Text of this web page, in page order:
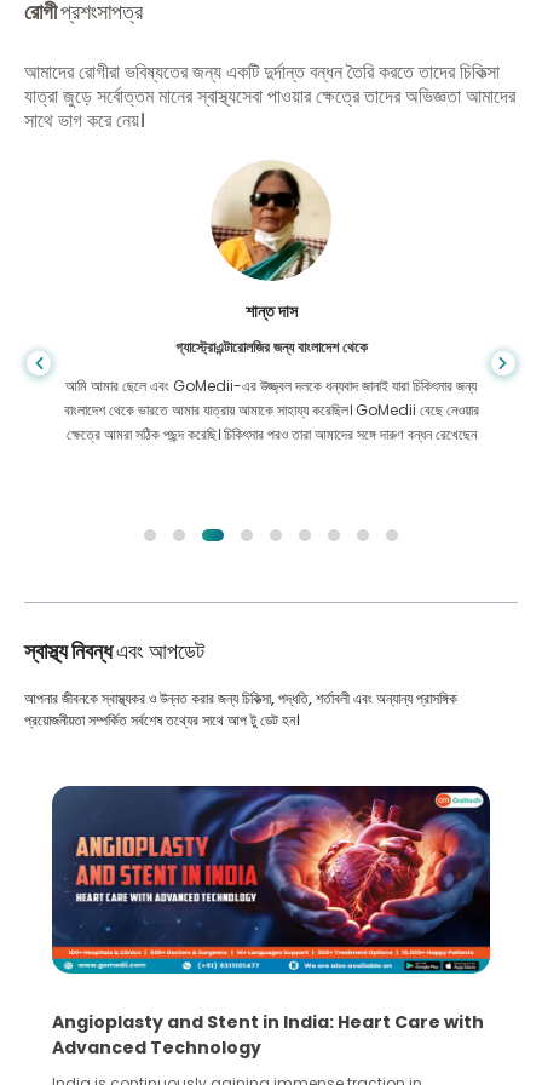
রোগীপ্রশংসাপত্র
আমাদের রোগীরা ভবিষ্যতের জন্য একটি দুর্দান্ত বন্ধন তৈরি করতে তাদের চিকিত্সা
যাত্রা জুড়ে সর্বোত্তম মানের স্বাস্থ্যসেবা পাওয়ার ক্ষেত্রে তাদের অভিজ্ঞতা আমাদের
সাথে ভাগ করে নেয়।
শান্ত দাস
গ্যাস্ট্রোএন্টারোলজির জন্য বাংলাদেশ থেকে
আমি আমার ছেলে এবং GoMedii-এর উজ্জ্বল দলকে ধন্যবাদ জানাই যারা চিকিৎসার জন্য
বাংলাদেশ থেকে ভারতে আমার যাত্রায় আমাকে সাহায্য করেছিল। GoMedii বেছে নেওয়ার
ক্ষেত্রে আমরা সঠিক পছন্দ করেছি। চিকিৎসার পরও তারা আমাদের সঙ্গে দারুণ বন্ধন রেখেছেন
স্বাস্থ্য নিবন্ধএবং আপডেট
আপনার জীবনকে স্বাস্থ্যকর ও উন্নত করার জন্য চিকিত্সা, পদ্ধতি, শর্তাবলী এবং অন্যান্য প্রাসঙ্গিক
প্রয়োজনীয়তা সম্পর্কিত সর্বশেষ তথ্যের সাথে আপ টু ডেট হন।
Angioplasty and Stent in India: Heart Care with
Advanced Technology